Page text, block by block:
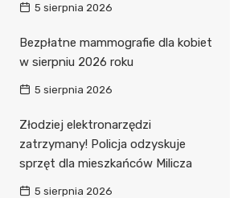
5 sierpnia 2026
Bezpłatne mammografie dla kobiet
w sierpniu 2026 roku
5 sierpnia 2026
Złodziej elektronarzędzi
zatrzymany! Policja odzyskuje
sprzęt dla mieszkańców Milicza
5 sierpnia 2026